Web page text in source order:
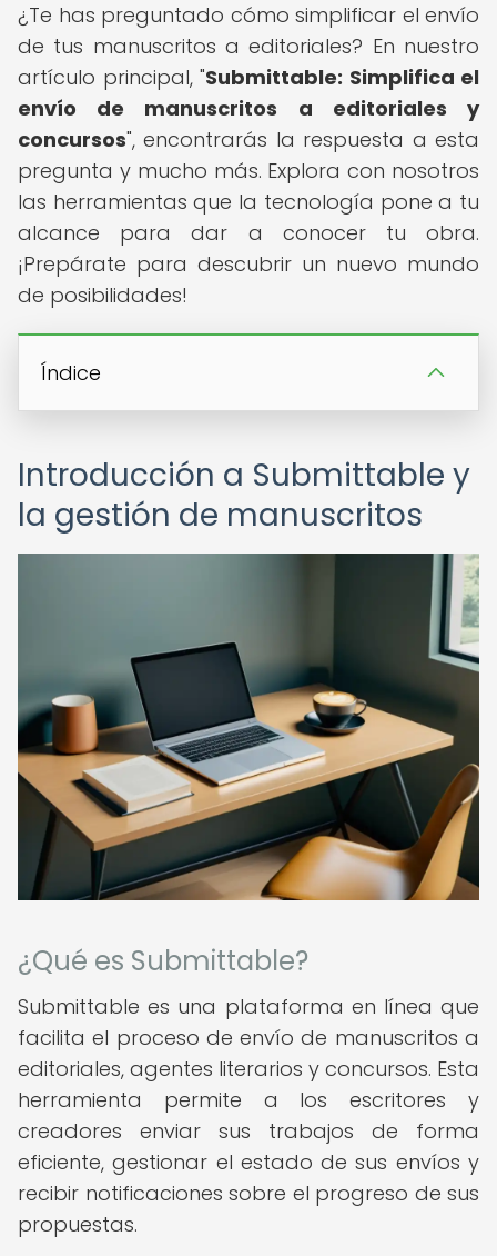
¿Te has preguntado cómo simplificar el envío
de tus manuscritos a editoriales? En nuestro
artículo principal, "Submittable: Simplifica el
envío de manuscritos a editoriales y
concursos", encontrarás la respuesta a esta
pregunta y mucho más. Explora con nosotros
las herramientas que la tecnología pone a tu
alcance para dar a conocer tu obra.
¡Prepárate para descubrir un nuevo mundo
de posibilidades!
Índice
Introducción a Submittable y
la gestión de manuscritos
¿Qué es Submittable?
Submittable es una plataforma en línea que
facilita el proceso de envío de manuscritos a
editoriales, agentes literarios y concursos. Esta
herramienta permite a los escritores y
creadores enviar sus trabajos de forma
eficiente, gestionar el estado de sus envíos y
recibir notificaciones sobre el progreso de sus
propuestas.